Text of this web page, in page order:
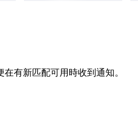
有新匹配可用時收到通知。